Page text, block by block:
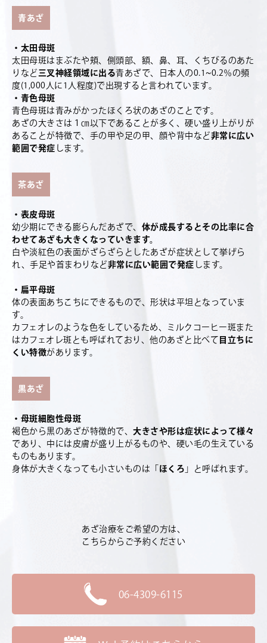
青あざ
・太田母斑
太田母斑はまぶたや頬、側頭部、額、鼻、耳、くちびるのあた
りなど 三叉神経領域に出る青あざで、日本人の0.1~0.2％の頻
度(1,000 人に 1 人程度)で出現すると言われています。
・青色母斑
青色母斑は青みがかったほくろ状のあざのことです。
あざの大きさは１㎝以下であることが多く、硬い盛り上がりが
あることが特徴で、手の甲や足の甲、顔や背中など非常に広い
範囲で発症 します。
茶あざ
・表皮母斑
幼少期にできる膨らんだあざで、 体が成長するとその比率に合
わせてあざも大きくなっていきます。
白や淡紅色の表面がざらざらとしたあざが症状として挙げら
れ、手足や首まわりなど非常に広い範囲で発症 します。
・扁平母斑
体の表面あちこちにできるもので、形状は平坦となっていま
す。
カフェオレのような色をしているため、ミルクコーヒー斑また
はカフェオレ斑とも呼ばれており、他のあざと比べて 目立ちに
くい特徴があります。
黒あざ
・母斑細胞性母斑
褐色から黒のあざが特徴的で、 大きさや形は症状によって様々
であり、中には皮膚が盛り上がるものや、硬い毛の生えている
ものもあります。
身体が大きくなっても小さいものは「
ほくろ 」と呼ばれます。
あざ治療をご希望の方は、
こちらからご予約ください
06-4309-6115